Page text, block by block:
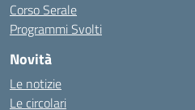
Corso Serale
Programmi Svolti
Novità
Le notizie
Le circolari